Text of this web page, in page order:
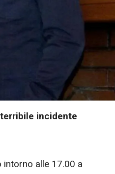
terribile incidente
alle 17.00 a